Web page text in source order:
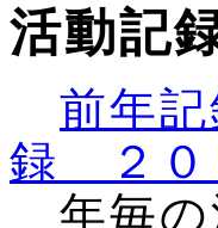
活動記
前年
録 ２０
年毎の